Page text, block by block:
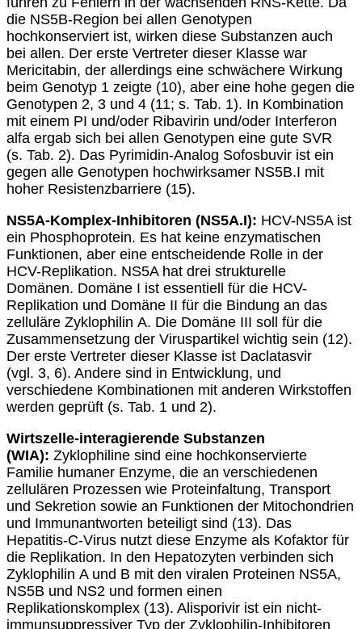
die NS5B-Region bei allen Genotypen
hochkonserviert ist, wirken diese Substanzen auch
bei allen. Der erste Vertreter dieser Klasse war
Mericitabin, der allerdings eine schwächere Wirkung
beim Genotyp 1 zeigte (10), aber eine hohe gegen die
Genotypen 2, 3 und 4 (11; s. Tab. 1). In Kombination
mit einem PI und/oder Ribavirin und/oder Interferon
alfa ergab sich bei allen Genotypen eine gute SVR
(s. Tab. 2). Das Pyrimidin-Analog Sofosbuvir ist ein
gegen alle Genotypen hochwirksamer NS5B.I mit
hoher Resistenzbarriere (15).
NS5A-Komplex-Inhibitoren (NS5A.I): HCV-NS5A ist
ein Phosphoprotein. Es hat keine enzymatischen
Funktionen, aber eine entscheidende Rolle in der
HCV-Replikation. NS5A hat drei strukturelle
Domänen. Domäne I ist essentiell für die HCV-
Replikation und Domäne II für die Bindung an das
zelluläre Zyklophilin A. Die Domäne III soll für die
Zusammensetzung der Viruspartikel wichtig sein (12).
Der erste Vertreter dieser Klasse ist Daclatasvir
(vgl. 3, 6). Andere sind in Entwicklung, und
verschiedene Kombinationen mit anderen Wirkstoffen
werden geprüft (s. Tab. 1 und 2).
Wirtszelle-interagierende Substanzen
(WIA): Zyklophiline sind eine hochkonservierte
Familie humaner Enzyme, die an verschiedenen
zellulären Prozessen wie Proteinfaltung, Transport
und Sekretion sowie an Funktionen der Mitochondrien
und Immunantworten beteiligt sind (13). Das
Hepatitis-C-Virus nutzt diese Enzyme als Kofaktor für
die Replikation. In den Hepatozyten verbinden sich
Zyklophilin A und B mit den viralen Proteinen NS5A,
NS5B und NS2 und formen einen
Replikationskomplex (13). Alisporivir ist ein nicht-
immunsuppressiver Typ der Zyklophilin-Inhibitoren